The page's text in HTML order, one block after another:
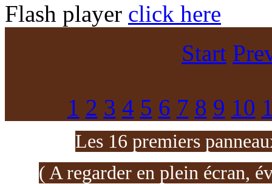
Flash player click here
Start
1 2 3 4 5 6 7 8 9 10
Les 16 premiers
( A regarder en plein écran,